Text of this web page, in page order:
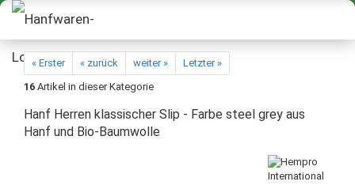
« Erster « zurück weiter »
Letzter »
16 Artikel in dieser Kategorie
Hanf Herren klassischer Slip - Farbe steel grey aus
Hanf und Bio-Baumwolle